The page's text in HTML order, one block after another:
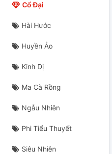
Cổ Đại
Hài Hước
Huyền Ảo
Kinh Dị
Ma Cà Rồng
Ngẫu Nhiên
Phi Tiểu Thuyết
Siêu Nhiên